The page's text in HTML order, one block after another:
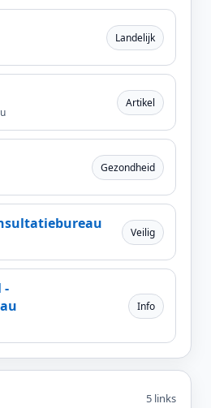
Landelijk
Artikel
Gezondheid
Veilig
-
Info
5 links